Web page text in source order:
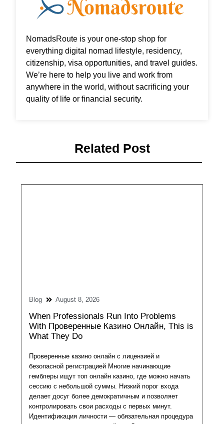
NomadsRoute is your one-stop shop for
everything digital nomad lifestyle, residency,
citizenship, visa opportunities, and travel guides.
We’re here to help you live and work from
anywhere in the world, without sacrificing your
quality of life or financial security.
Related Post
Blog August 8, 2026
When Professionals Run Into Problems
With Проверенные Казино Онлайн, This is
What They Do
Проверенные казино онлайн с лицензией и
безопасной регистрацией Многие начинающие
гемблеры ищут топ онлайн казино, где можно начать
сессию с небольшой суммы. Низкий порог входа
делает досуг более демократичным и позволяет
контролировать свои расходы с первых минут.
Идентификация личности — обязательная процедура